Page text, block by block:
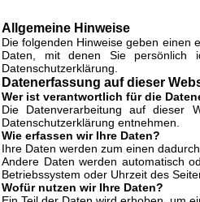
Allgemeine Hinweise
Die folgenden Hinweise geben einen
Daten, mit denen Sie persönlich
Datenschutzerklärung.
Datenerfassung auf dieser
Wer ist verantwortlich für die
Die Datenverarbeitung auf dieser
Datenschutzerklärung entnehmen.
Wie erfassen wir Ihre Daten?
Ihre Daten werden zum einen
Andere Daten werden automatisch
Betriebssystem oder Uhrzeit des
Wofür nutzen wir Ihre Daten?